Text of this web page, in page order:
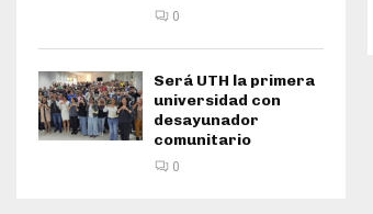
0
Será UTH la primera
universidad con
desayunador
comunitario
0